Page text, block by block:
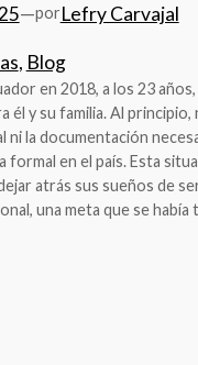
—porLefry Carvajal
, Blog
en 2018, a los 23
él y su familia. Al principio,
ni la documentación
formal en el país. Esta
atrás sus sueños de
una meta que se había